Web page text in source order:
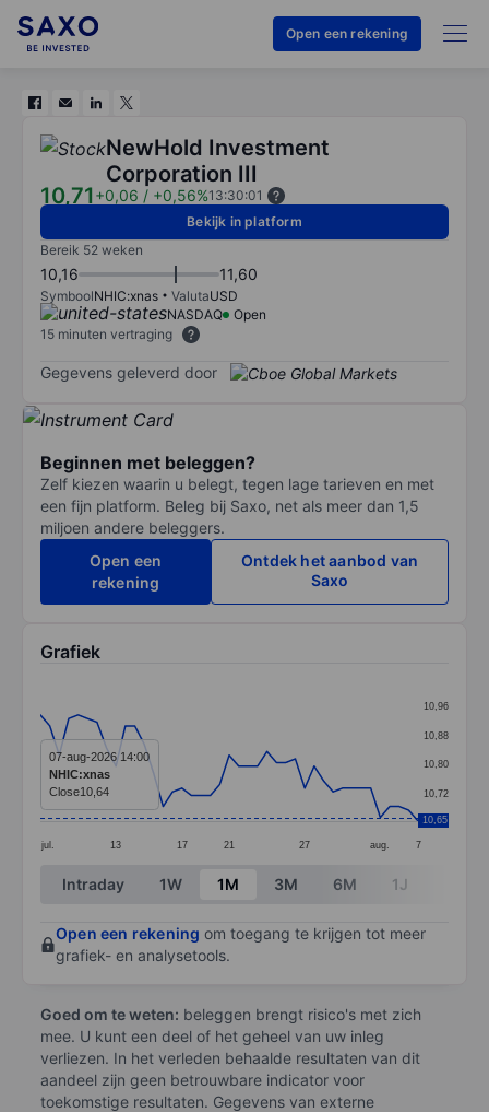
Open een rekening
NewHold Investment
Corporation III
10,71+0,06 / +0,56%13:30:01
Bekijk in platform
Bereik 52 weken
10,16 11,60
SymboolNHIC:xnas ValutaUSD
NASDAQ
Open
15 minuten vertraging
Gegevens geleverd door
Beginnen met beleggen?
Zelf kiezen waarin u belegt, tegen lage tarieven en met
een fijn platform. Beleg bij Saxo, net als meer dan 1,5
miljoen andere beleggers.
Open een
rekening
Ontdek het aanbod van
Saxo
Grafiek
Line chart with 41 data points.
The chart has 1 X axis displaying categories.
The chart has 1 Y axis displaying values. Data
jul. 13 17 21 27 aug. 7
10,72
10,80
10,88
10,96
10,65
07-aug-2026 14:00
NHIC:xnas
Close10,64
End of interactive chart.
Intraday 1W 1M 3M 6M 1J
Open een rekening om toegang te krijgen tot meer
grafiek- en analysetools.
Goed om te weten: beleggen brengt risico's met zich
mee. U kunt een deel of het geheel van uw inleg
verliezen. In het verleden behaalde resultaten van dit
aandeel zijn geen betrouwbare indicator voor
toekomstige resultaten. Gegevens van externe